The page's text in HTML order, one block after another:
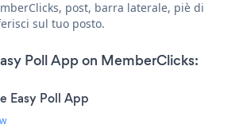
post, barra laterale, piè di
sul tuo posto.
Poll App on MemberClicks:
Easy Poll App